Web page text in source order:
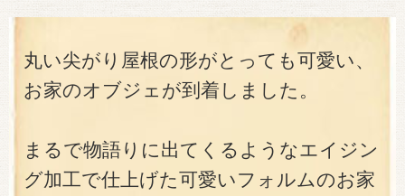
丸い尖がり屋根の形がとっても可愛い、
お家のオブジェが到着しました。
まるで物語りに出てくるようなエイジン
グ加工で仕上げた可愛いフォルムのお家